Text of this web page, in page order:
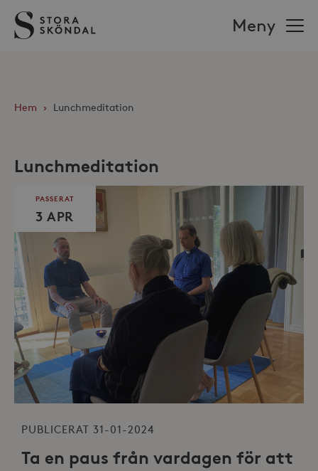
Stora
Sköndal
Meny
Hem › Lunchmeditation
Lunchmeditation
PASSERAT
3 APR
PUBLICERAT 31-01-2024
Ta en paus från vardagen för att